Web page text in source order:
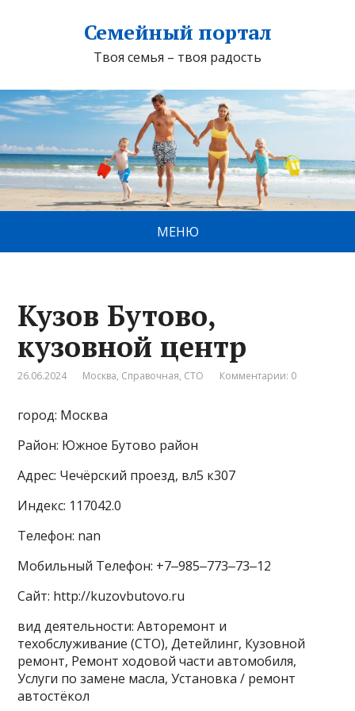
Семейный портал
Твоя семья – твоя радость
МЕНЮ
Кузов Бутово,
кузовной центр
26.06.2024 Москва, Справочная, СТО Комментарии: 0
город: Москва
Район: Южное Бутово район
Адрес: Чечёрский проезд, вл5 к307
Индекс: 117042.0
Телефон: nan
Мобильный Телефон: +7‒985‒773‒73‒12
Сайт: http://kuzovbutovo.ru
вид деятельности: Авторемонт и
техобслуживание (СТО), Детейлинг, Кузовной
ремонт, Ремонт ходовой части автомобиля,
Услуги по замене масла, Установка / ремонт
автостёкол